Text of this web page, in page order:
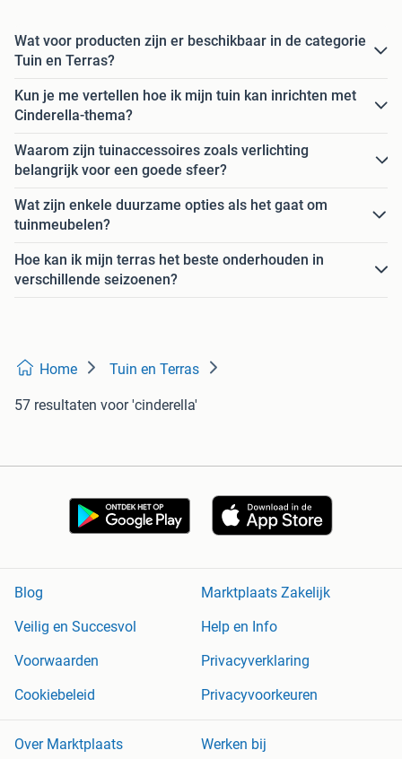
Wat voor producten zijn er beschikbaar in de categorie
Tuin en Terras?
Kun je me vertellen hoe ik mijn tuin kan inrichten met
Cinderella-thema?
Waarom zijn tuinaccessoires zoals verlichting
belangrijk voor een goede sfeer?
Wat zijn enkele duurzame opties als het gaat om
tuinmeubelen?
Hoe kan ik mijn terras het beste onderhouden in
verschillende seizoenen?
Home Tuin en Terras
57 resultaten voor 'cinderella'
Blog
Marktplaats Zakelijk
Veilig en Succesvol
Help en Info
Voorwaarden
Privacyverklaring
Cookiebeleid
Privacyvoorkeuren
Over Marktplaats Werken bij